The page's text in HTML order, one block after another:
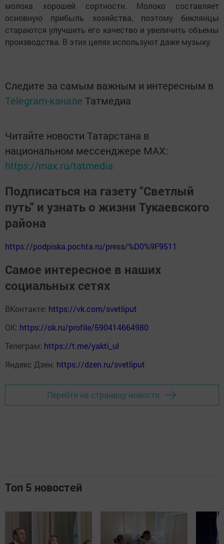
молока хорошей сортности. Молоко составляет
основную прибыль хозяйства, поэтому биклянцы
стараются улучшить его качество и увеличить объемы
производства. В этих целях используют даже музыку.
Следите за самым важным и интересным в
Telegram-канале Татмедиа
Читайте новости Татарстана в
национальном мессенджере MАХ:
https://max.ru/tatmedia
Подписаться на газету "Светлый
путь" и узнать о жизни Тукаевского
района
https://podpiska.pochta.ru/press/%D0%9F9511
Самое интересное в наших
социальных сетях
ВКонтакте: https://vk.com/svetliput
ОК: https://ok.ru/profile/590414664980
Телеграм: https://t.me/yakti_ul
Яндекс Дзен: https://dzen.ru/svetliput
Перейти на страницу новости
Топ 5 новостей